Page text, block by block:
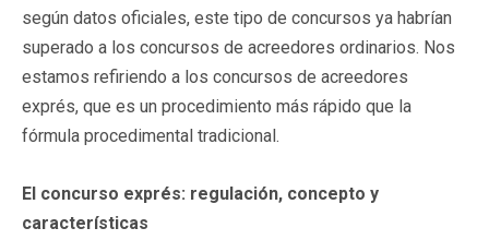
según datos oficiales, este tipo de concursos ya habrían
superado a los concursos de acreedores ordinarios. Nos
estamos refiriendo a los concursos de acreedores
exprés, que es un procedimiento más rápido que la
fórmula procedimental tradicional.
El concurso exprés: regulación, concepto y
características